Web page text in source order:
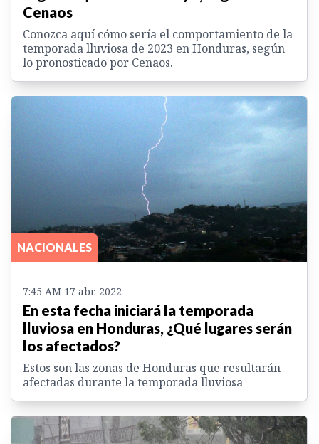
Cenaos
Conozca aquí cómo sería el comportamiento de la
temporada lluviosa de 2023 en Honduras, según
lo pronosticado por Cenaos.
NACIONALES
7:45 AM 17 abr. 2022
En esta fecha iniciará la temporada
lluviosa en Honduras, ¿Qué lugares serán
los afectados?
Estos son las zonas de Honduras que resultarán
afectadas durante la temporada lluviosa